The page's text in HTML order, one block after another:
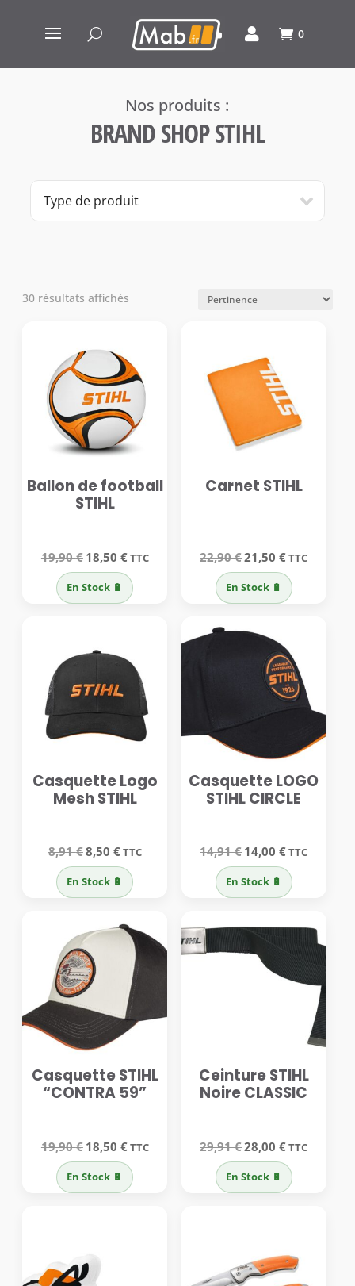
0
BRAND SHOP STIHL
Type de produit
30 résultats affichés
Ballon de football
STIHL
19,90€ Le
prix
initial
était :
19,90 €.
18,50 €Le
actuel
est :
18,50 €.
TTC
En Stock 🔋
Carnet STIHL
22,90€Le
prix
initial
était :
22,90 €.
21,50€Le
actuel
est :
21,50 €.
TTC
En Stock 🔋
Casquette Logo
Mesh STIHL
8,91€Le
initial
était :
8,91 €.
8,50 €Le
actuel
est :
8,50 €.
TTC
En Stock 🔋
Casquette LOGO
STIHL CIRCLE
14,91€Le
initial
était :
14,91 €.
14,00€Le
actuel
est :
TTC
En Stock 🔋
Casquette STIHL
“CONTRA 59”
19,90€ Le
prix
initial
était :
19,90 €.
18,50 €Le
actuel
est :
18,50 €.
TTC
En Stock 🔋
Ceinture STIHL
Noire CLASSIC
29,91€Le
prix
initial
était :
29,91 €.
28,00€Le
actuel
est :
28,00 €.
TTC
En Stock 🔋